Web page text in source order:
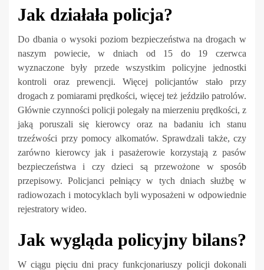
Jak działała policja?
Do dbania o wysoki poziom bezpieczeństwa na drogach w
naszym powiecie, w dniach od 15 do 19 czerwca
wyznaczone były przede wszystkim policyjne jednostki
kontroli oraz prewencji. Więcej policjantów stało przy
drogach z pomiarami prędkości, więcej też jeździło patrolów.
Głównie czynności policji polegały na mierzeniu prędkości, z
jaką poruszali się kierowcy oraz na badaniu ich stanu
trzeźwości przy pomocy alkomatów. Sprawdzali także, czy
zarówno kierowcy jak i pasażerowie korzystają z pasów
bezpieczeństwa i czy dzieci są przewożone w sposób
przepisowy. Policjanci pełniący w tych dniach służbę w
radiowozach i motocyklach byli wyposażeni w odpowiednie
rejestratory wideo.
Jak wygląda policyjny bilans?
W ciągu pięciu dni pracy funkcjonariuszy policji dokonali